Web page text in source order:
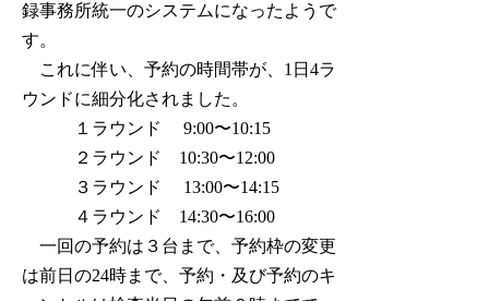
録事務所統一のシステムになったようで
す。
これに伴い、予約の時間帯が、1日4ラ
ウンドに細分化されました。
１ラウンド 9:00〜10:15
２ラウンド 10:30〜12:00
３ラウンド 13:00〜14:15
４ラウンド 14:30〜16:00
一回の予約は３台まで、予約枠の変更
は前日の24時まで、予約・及び予約のキ